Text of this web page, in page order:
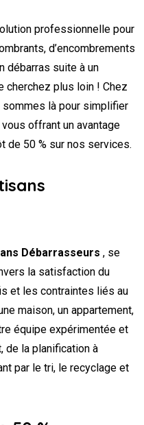
professionnelle pour
d’encombrements
débarras suite à un
cherchez plus loin ! Chez
sommes là pour simplifier
offrant un avantage
de 50 % sur nos services.
Débarrasseurs , se
la satisfaction du
et les contraintes liés au
maison, un appartement,
équipe expérimentée et
de la planification à
par le tri, le recyclage et